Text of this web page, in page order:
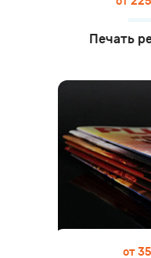
Печать
от